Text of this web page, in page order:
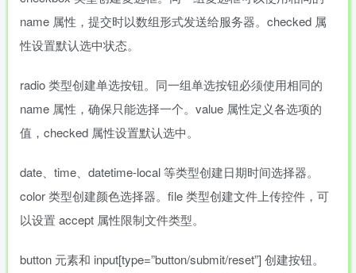
name 属性，提交时以数组形式发送给服务器。checked 属
性设置默认选中状态。
radio 类型创建单选按钮。同一组单选按钮必须使用相同的
name 属性，确保只能选择一个。value 属性定义各选项的
值，checked 属性设置默认选中。
date、time、datetime-local 等类型创建日期时间选择器。
color 类型创建颜色选择器。file 类型创建文件上传控件，可
以设置 accept 属性限制文件类型。
button 元素和 input[type=”button/submit/reset”] 创建按钮。